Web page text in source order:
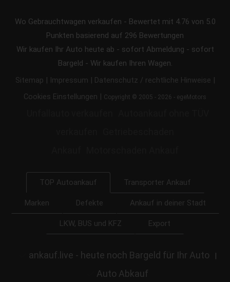
Wo Gebrauchtwagen verkaufen - Bewertet mit 4.76 von 5.0
Punkten basierend auf 296 Bewertungen
Wir kaufen Ihr Auto heute ab - sofort Abmeldung - sofort
Bargeld - Wir kaufen Ihren Wagen.
Sitemap | Impressum | Datenschutz / rechtliche Hinweise |
Cookies Einstellungen | Copyright © 2005 - 2026 - egeMotors
TOP Autoankauf Transporter Ankauf
Marken Defekte Ankauf in deiner Stadt
LKW, BUS und KFZ Export
ankauf.live - heute noch Bargeld für Ihr Auto |
Auto Abkauf